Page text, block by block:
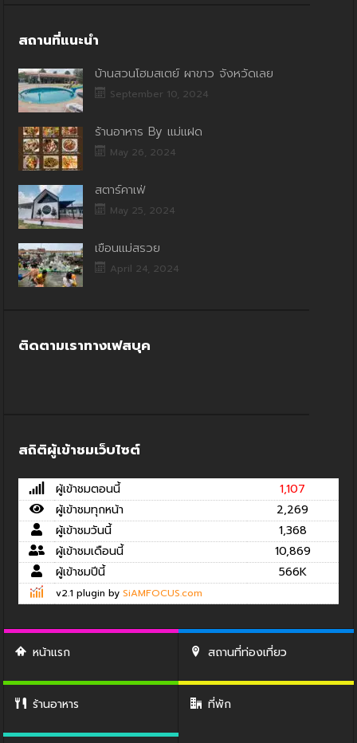
สถานที่แนะนำ
บ้านสวนโฮมสเตย์ ผาขาว จังหวัดเลย
September 10, 2024
ร้านอาหาร By แม่แฝด
May 26, 2024
สตาร์คาเฟ่
May 25, 2024
เขื่อนแม่สรวย
April 24, 2024
ติดตามเราทางเฟสบุค
สถิติผู้เข้าชมเว็บไซต์
ผู้เข้าชมตอนนี้
1,107
ผู้เข้าชมทุกหน้า
2,269
ผู้เข้าชมวันนี้
1,368
ผู้เข้าชมเดือนนี้
10,869
ผู้เข้าชมปีนี้
566K
v2.1 plugin by SiAMFOCUS.com
หน้าแรก สถานที่ท่องเที่ยว
ร้านอาหาร ที่พัก